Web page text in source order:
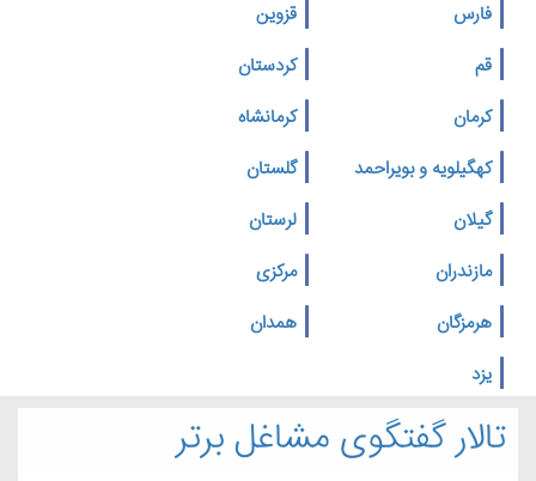
فارس
قزوین
قم
کردستان
کرمان
کرمانشاه
کهگیلویه و بویراحمد
گلستان
گیلان
لرستان
مازندران
مرکزی
هرمزگان
همدان
یزد
تالار گفتگوی مشاغل برتر